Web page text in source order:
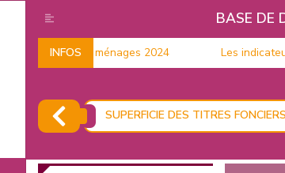
BASE DE
INFOS
Données sur les ménages 2024 Les
SUPERFICIE DES TITRES